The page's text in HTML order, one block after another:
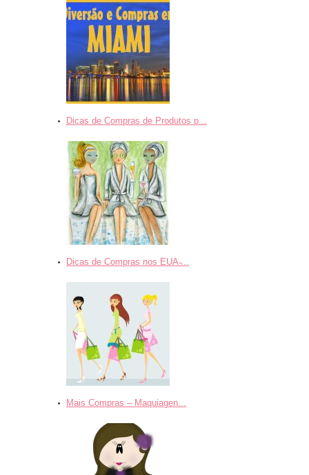
Dicas de Compras de Produtos p...
Dicas de Compras nos EUA ̵...
Mais Compras – Maquiagen...